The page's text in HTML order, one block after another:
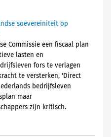
soevereiniteit op
Commissie een fiscaal plan
lasten en
fors te verlagen
te versterken, 'Direct
bedrijfsleven
maar
zijn kritisch.